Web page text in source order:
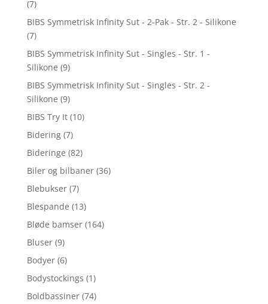
(7)
BIBS Symmetrisk Infinity Sut - 2-Pak - Str. 2 - Silikone
(7)
BIBS Symmetrisk Infinity Sut - Singles - Str. 1 -
Silikone (9)
BIBS Symmetrisk Infinity Sut - Singles - Str. 2 -
Silikone (9)
BIBS Try It (10)
Bidering (7)
Bideringe (82)
Biler og bilbaner (36)
Blebukser (7)
Blespande (13)
Bløde bamser (164)
Bluser (9)
Bodyer (6)
Bodystockings (1)
Boldbassiner (74)